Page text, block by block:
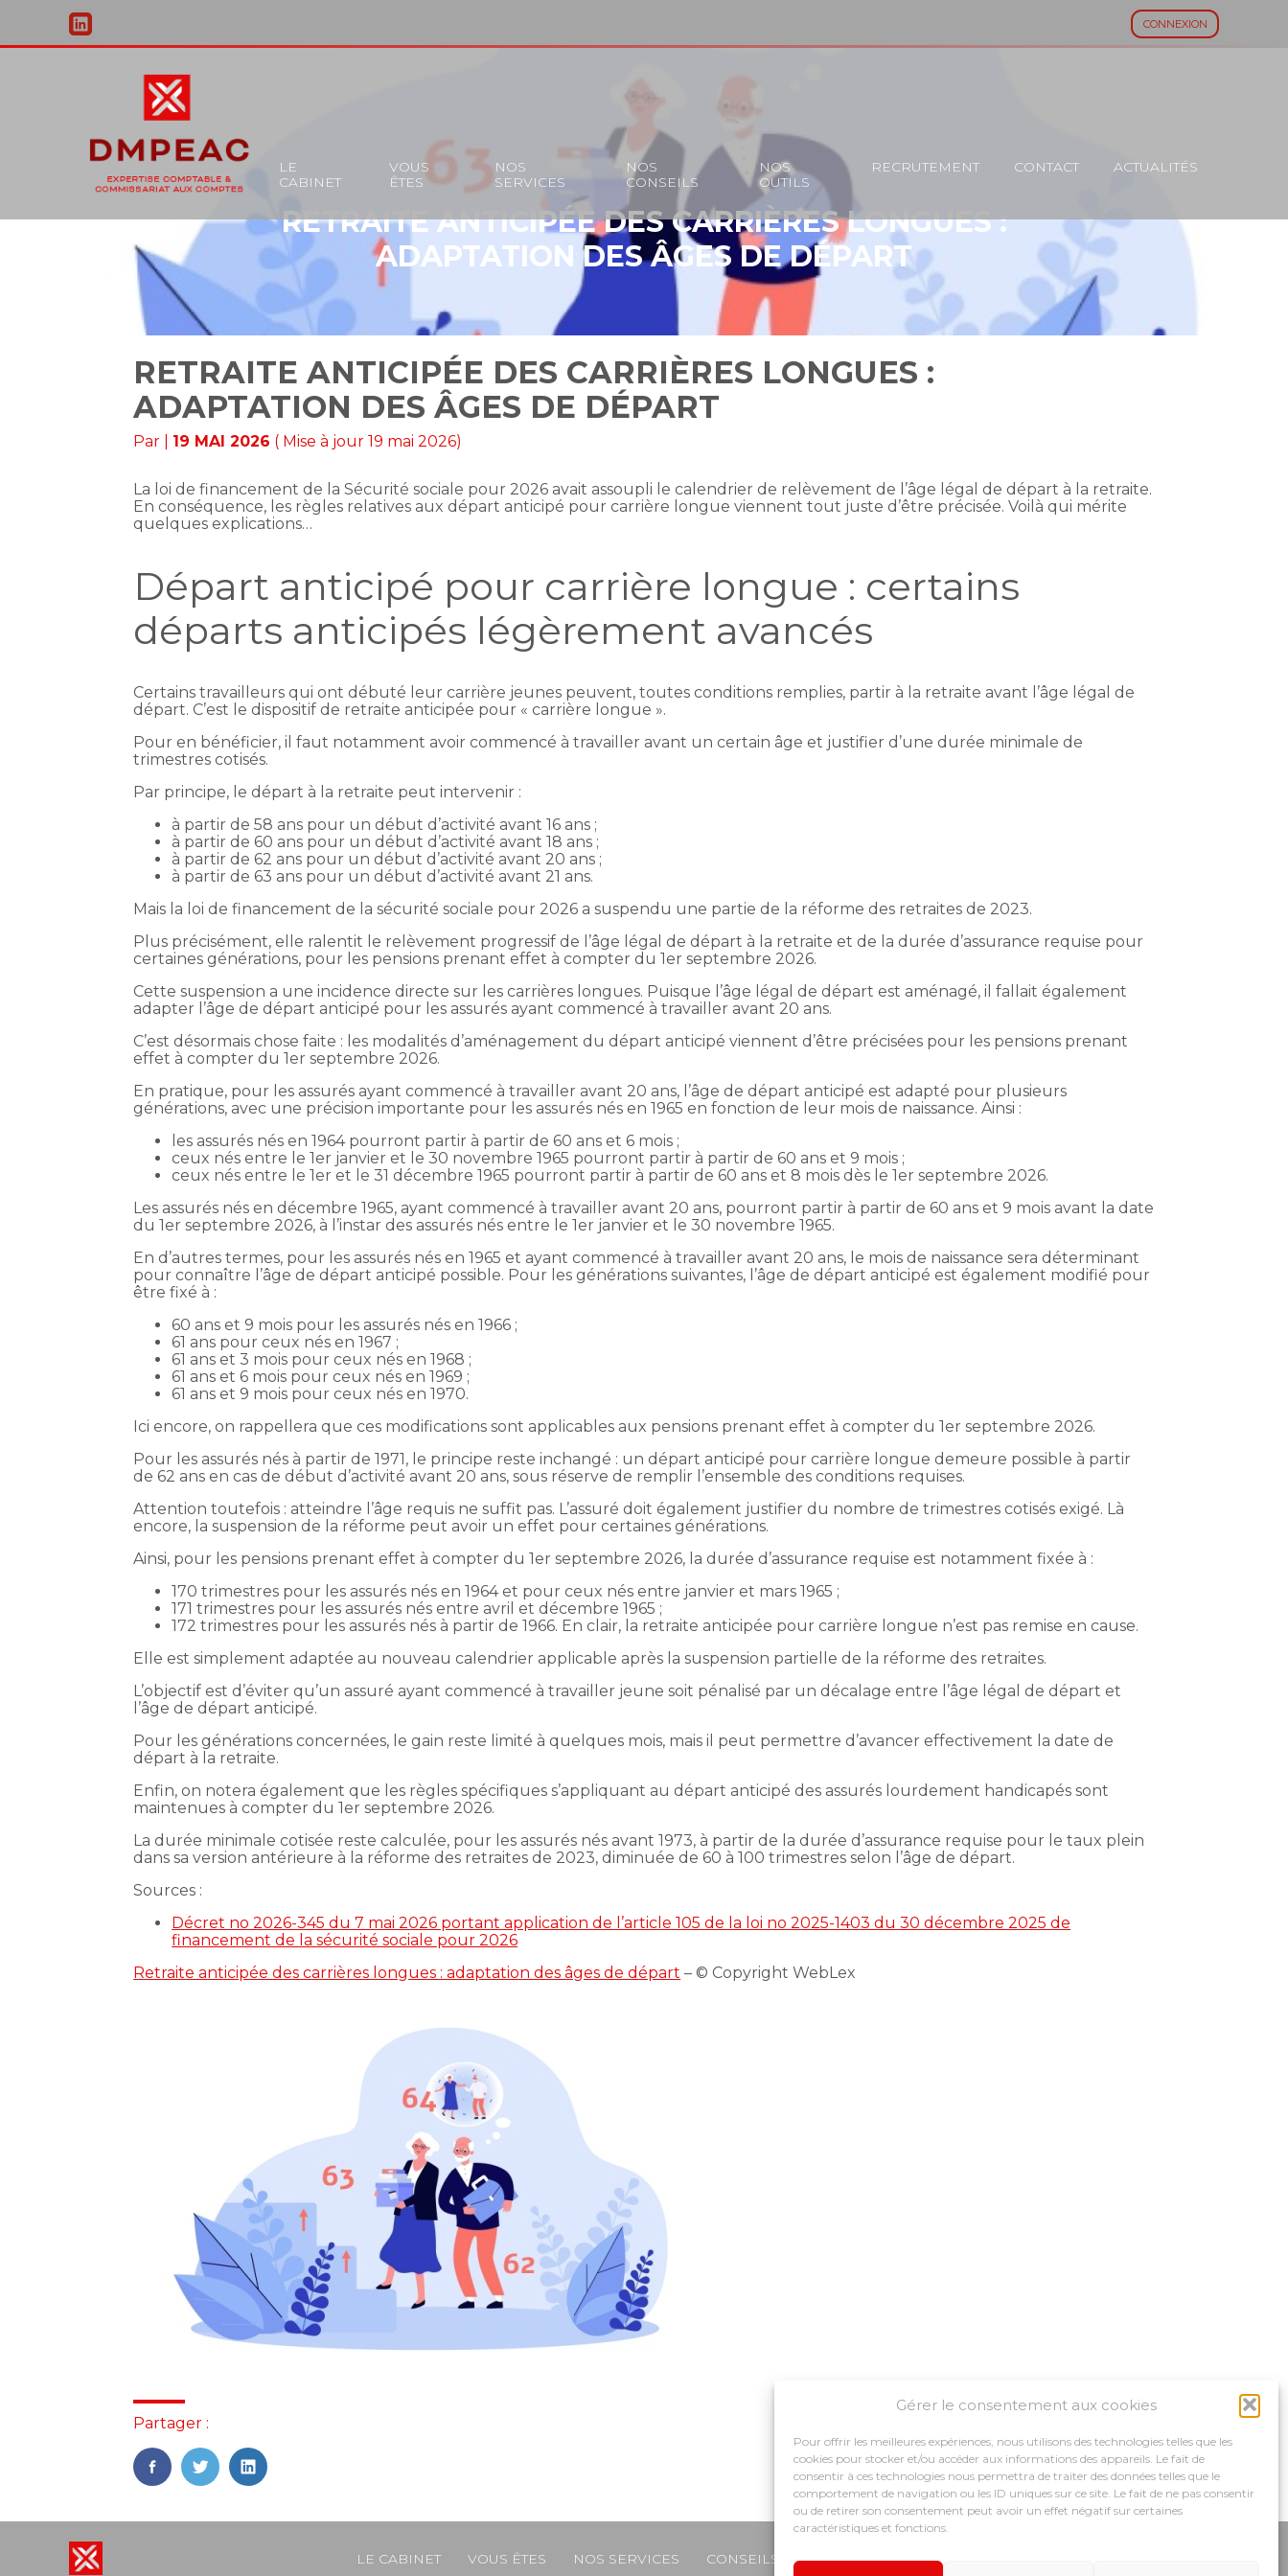
Gérer le consentement aux cookies
Pour offrir les meilleures expériences, nous utilisons des technologies telles que les
cookies pour stocker et/ou accéder aux informations des appareils. Le fait de
consentir à ces technologies nous permettra de traiter des données telles que le
comportement de navigation ou les ID uniques sur ce site. Le fait de ne pas consentir
ou de retirer son consentement peut avoir un effet négatif sur certaines
caractéristiques et fonctions.
CONNEXION
au
Principal
LE
CABINET
VOUS
ÊTES
NOS
SERVICES
NOS
CONSEILS
NOS
OUTILS
RECRUTEMENT CONTACT ACTUALITÉS
RETRAITE ANTICIPÉE DES CARRIÈRES LONGUES :
ADAPTATION DES ÂGES DE DÉPART
RETRAITE ANTICIPÉE DES CARRIÈRES LONGUES :
ADAPTATION DES ÂGES DE DÉPART
Par 19 MAI 2026 ( Mise à jour 19 mai 2026)
La loi de financement de la Sécurité sociale pour 2026 avait assoupli le calendrier de relèvement de l’âge légal de départ à la retraite.
En conséquence, les règles relatives aux départ anticipé pour carrière longue viennent tout juste d’être précisée. Voilà qui mérite
quelques explications…
Départ anticipé pour carrière longue : certains
départs anticipés légèrement avancés
Certains travailleurs qui ont débuté leur carrière jeunes peuvent, toutes conditions remplies, partir à la retraite avant l’âge légal de
départ. C’est le dispositif de retraite anticipée pour « carrière longue ».
Pour en bénéficier, il faut notamment avoir commencé à travailler avant un certain âge et justifier d’une durée minimale de
trimestres cotisés.
Par principe, le départ à la retraite peut intervenir :
à partir de 58 ans pour un début d’activité avant 16 ans ;
à partir de 60 ans pour un début d’activité avant 18 ans ;
à partir de 62 ans pour un début d’activité avant 20 ans ;
à partir de 63 ans pour un début d’activité avant 21 ans.
Mais la loi de financement de la sécurité sociale pour 2026 a suspendu une partie de la réforme des retraites de 2023.
Plus précisément, elle ralentit le relèvement progressif de l’âge légal de départ à la retraite et de la durée d’assurance requise pour
certaines générations, pour les pensions prenant effet à compter du 1er septembre 2026.
Cette suspension a une incidence directe sur les carrières longues. Puisque l’âge légal de départ est aménagé, il fallait également
adapter l’âge de départ anticipé pour les assurés ayant commencé à travailler avant 20 ans.
C’est désormais chose faite : les modalités d’aménagement du départ anticipé viennent d’être précisées pour les pensions prenant
effet à compter du 1er septembre 2026.
En pratique, pour les assurés ayant commencé à travailler avant 20 ans, l’âge de départ anticipé est adapté pour plusieurs
générations, avec une précision importante pour les assurés nés en 1965 en fonction de leur mois de naissance. Ainsi :
les assurés nés en 1964 pourront partir à partir de 60 ans et 6 mois ;
ceux nés entre le 1er janvier et le 30 novembre 1965 pourront partir à partir de 60 ans et 9 mois ;
ceux nés entre le 1er et le 31 décembre 1965 pourront partir à partir de 60 ans et 8 mois dès le 1er septembre 2026.
Les assurés nés en décembre 1965, ayant commencé à travailler avant 20 ans, pourront partir à partir de 60 ans et 9 mois avant la date
du 1er septembre 2026, à l’instar des assurés nés entre le 1er janvier et le 30 novembre 1965.
En d’autres termes, pour les assurés nés en 1965 et ayant commencé à travailler avant 20 ans, le mois de naissance sera déterminant
pour connaître l’âge de départ anticipé possible. Pour les générations suivantes, l’âge de départ anticipé est également modifié pour
être fixé à :
60 ans et 9 mois pour les assurés nés en 1966 ;
61 ans pour ceux nés en 1967 ;
61 ans et 3 mois pour ceux nés en 1968 ;
61 ans et 6 mois pour ceux nés en 1969 ;
61 ans et 9 mois pour ceux nés en 1970.
Ici encore, on rappellera que ces modifications sont applicables aux pensions prenant effet à compter du 1er septembre 2026.
Pour les assurés nés à partir de 1971, le principe reste inchangé : un départ anticipé pour carrière longue demeure possible à partir
de 62 ans en cas de début d’activité avant 20 ans, sous réserve de remplir l’ensemble des conditions requises.
Attention toutefois : atteindre l’âge requis ne suffit pas. L’assuré doit également justifier du nombre de trimestres cotisés exigé. Là
encore, la suspension de la réforme peut avoir un effet pour certaines générations.
Ainsi, pour les pensions prenant effet à compter du 1er septembre 2026, la durée d’assurance requise est notamment fixée à :
170 trimestres pour les assurés nés en 1964 et pour ceux nés entre janvier et mars 1965 ;
171 trimestres pour les assurés nés entre avril et décembre 1965 ;
172 trimestres pour les assurés nés à partir de 1966. En clair, la retraite anticipée pour carrière longue n’est pas remise en cause.
Elle est simplement adaptée au nouveau calendrier applicable après la suspension partielle de la réforme des retraites.
L’objectif est d’éviter qu’un assuré ayant commencé à travailler jeune soit pénalisé par un décalage entre l’âge légal de départ et
l’âge de départ anticipé.
Pour les générations concernées, le gain reste limité à quelques mois, mais il peut permettre d’avancer effectivement la date de
départ à la retraite.
Enfin, on notera également que les règles spécifiques s’appliquant au départ anticipé des assurés lourdement handicapés sont
maintenues à compter du 1er septembre 2026.
La durée minimale cotisée reste calculée, pour les assurés nés avant 1973, à partir de la durée d’assurance requise pour le taux plein
dans sa version antérieure à la réforme des retraites de 2023, diminuée de 60 à 100 trimestres selon l’âge de départ.
Sources :
Décret no 2026-345 du 7 mai 2026 portant application de l’article 105 de la loi no 2025-1403 du 30 décembre 2025 de
financement de la sécurité sociale pour 2026
Retraite anticipée des carrières longues : adaptation des âges de départ – © Copyright WebLex
Partager :
FaceBook
TwitterLinkedIn
Footer
LE CABINET VOUS ÊTES NOS SERVICES CONSEILS ET ACCOMPAGNEMENTS